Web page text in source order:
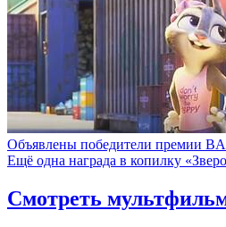
Объявлены победители премии
Ещё одна награда в копилку
Смотреть